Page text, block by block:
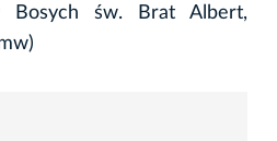
Bosych św. Brat Albert,